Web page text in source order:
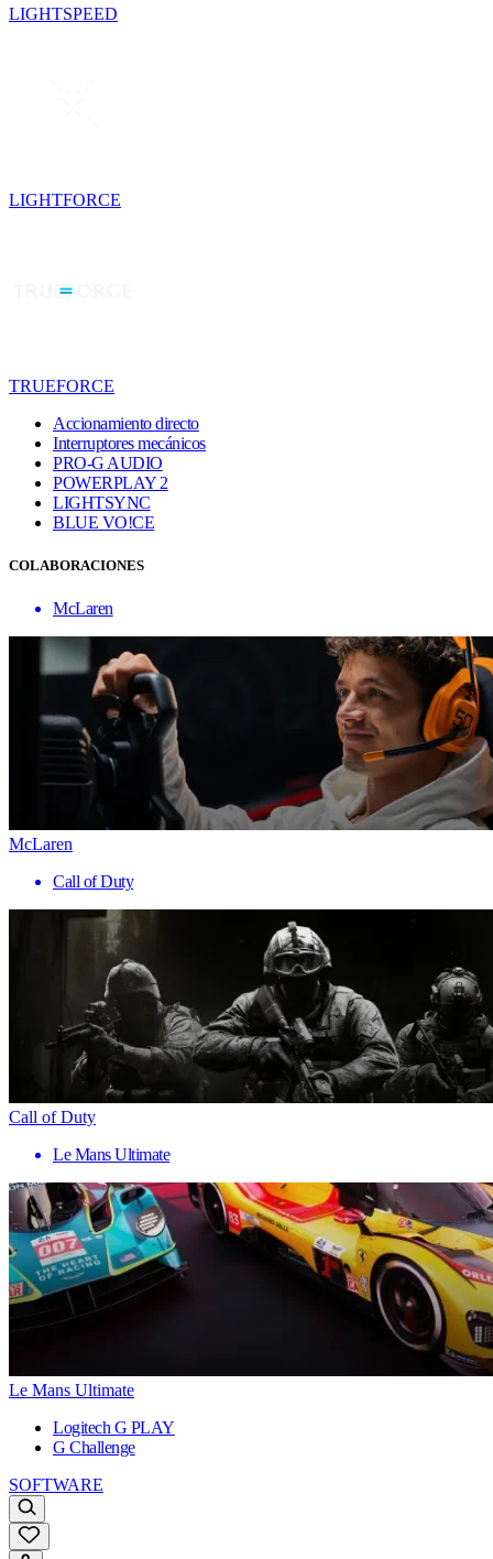
LIGHTSPEED
LIGHTFORCE
TRUEFORCE
Accionamiento directo
Interruptores mecánicos
PRO-G AUDIO
POWERPLAY 2
LIGHTSYNC
BLUE VO!CE
COLABORACIONES
McLaren
McLaren
Call of Duty
Call of Duty
Le Mans Ultimate
Le Mans Ultimate
Logitech G PLAY
G Challenge
SOFTWARE